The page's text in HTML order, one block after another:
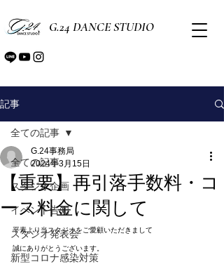
G.24 DANCE STUDIO
記事
全ての記事
スタジオ企画
イベント告知
スタジオ発表会
新型コロナ感染対策
全ての記事
【重要】再引落手数料・コ
ース料金に関して
G.24事務局
2024年3月15日
平素より当スタジオをご愛顧いただきまして
誠にありがとうございます。